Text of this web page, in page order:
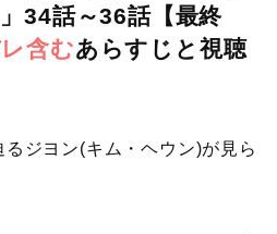
34話～36話【最終
含むあらすじと視聴
ジヨン(キム・ヘウン)が見ら